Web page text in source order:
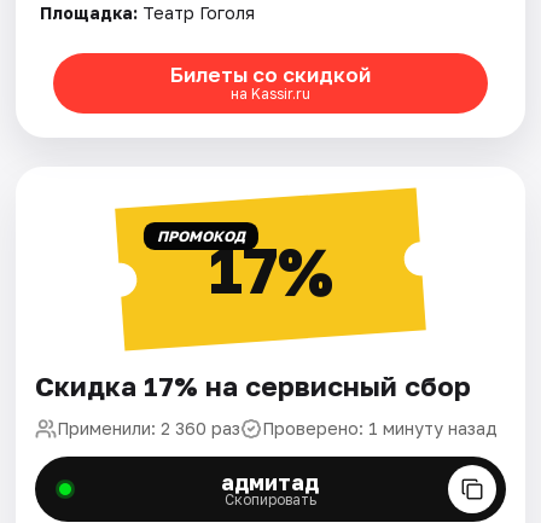
Площадка: Театр Гоголя
Билеты со скидкой
на Kassir.ru
ПРОМОКОД17%
Скидка 17% на сервисный сбор
Применили: 2 360 раз Проверено: 1 минуту назад
адмитад
Скопировать